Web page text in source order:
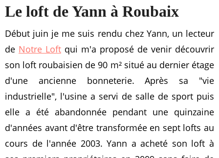
Le loft de Yann à Roubaix
Début juin je me suis rendu chez Yann, un lecteur
de Notre Loft qui m'a proposé de venir découvrir
son loft roubaisien de 90 m² situé au dernier étage
d'une ancienne bonneterie. Après sa "vie
industrielle", l'usine a servi de salle de sport puis
elle a été abandonnée pendant une quinzaine
d'années avant d'être transformée en sept lofts au
cours de l'année 2003. Yann a acheté son loft à